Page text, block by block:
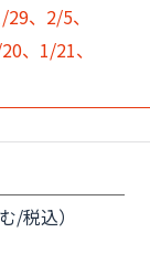
、2/5、
、1/21、
/税込）